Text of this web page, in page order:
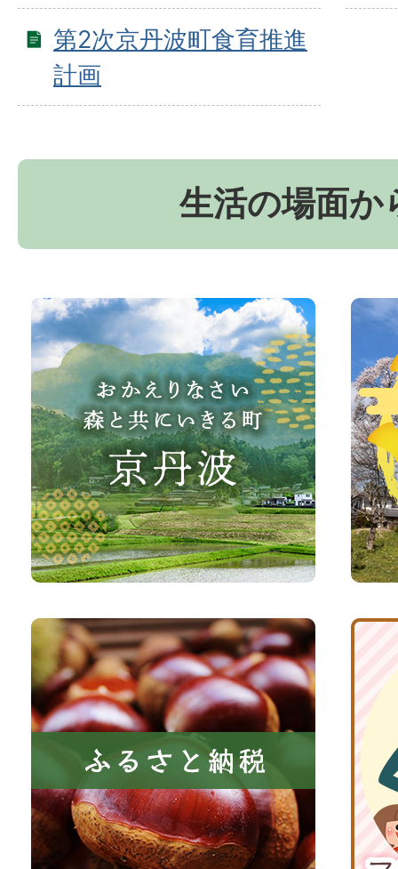
第2次京丹波町食育推進
計画
生活の場面か
お
か
え
り
な
さ
い、
森
共
に
い
き
町
京
京
波
町
観
光
サ
イ
ふ
る
さ
と
税
京
波
子
育
て
応